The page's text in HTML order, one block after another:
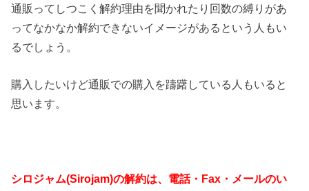
通販ってしつこく解約理由を聞かれたり回数の縛りがあ
ってなかなか解約できないイメージがあるという人もい
るでしょう。
購入したいけど通販での購入を躊躇している人もいると
思います。
シロジャム(Sirojam)の解約は、電話・Fax・メールのい